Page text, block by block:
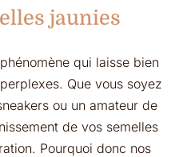
jaunies
qui laisse bien
Que vous soyez
ou un amateur de
de vos semelles
Pourquoi donc nos